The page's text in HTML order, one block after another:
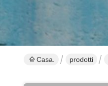
Casa. prodotti